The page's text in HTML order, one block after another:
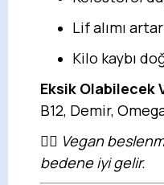
Lif alımı artar
Kilo kaybı
Eksik Olabilecek
B12, Demir,
🧘‍♀️ Vegan
bedene iyi gelir.